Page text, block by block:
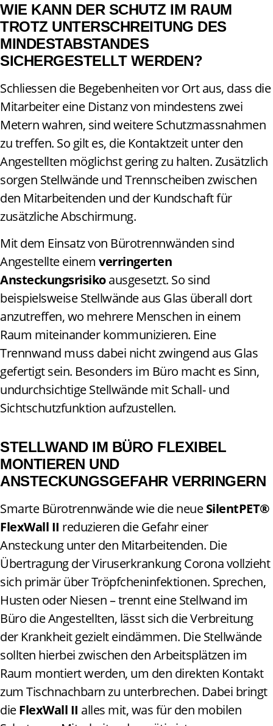
WIE KANN DER SCHUTZ IM RAUM
TROTZ UNTERSCHREITUNG DES
MINDESTABSTANDES
SICHERGESTELLT WERDEN?
Schliessen die Begebenheiten vor Ort aus, dass die
Mitarbeiter eine Distanz von mindestens zwei
Metern wahren, sind weitere Schutzmassnahmen
zu treffen. So gilt es, die Kontaktzeit unter den
Angestellten möglichst gering zu halten. Zusätzlich
sorgen Stellwände und Trennscheiben zwischen
den Mitarbeitenden und der Kundschaft für
zusätzliche Abschirmung.
Mit dem Einsatz von Bürotrennwänden sind
Angestellte einem verringerten
Ansteckungsrisikoausgesetzt. So sind
beispielsweise Stellwände aus Glas überall dort
anzutreffen, wo mehrere Menschen in einem
Raum miteinander kommunizieren. Eine
Trennwand muss dabei nicht zwingend aus Glas
gefertigt sein. Besonders im Büro macht es Sinn,
undurchsichtige Stellwände mit Schall- und
Sichtschutzfunktion aufzustellen.
STELLWAND IM BÜRO FLEXIBEL
MONTIEREN UND
ANSTECKUNGSGEFAHR VERRINGERN
Smarte Bürotrennwände wie die neueSilentPET®
FlexWall II reduzieren die Gefahr einer
Ansteckung unter den Mitarbeitenden. Die
Übertragung der Viruserkrankung Corona vollzieht
sich primär über Tröpfcheninfektionen. Sprechen,
Husten oder Niesen – trennt eine Stellwand im
Büro die Angestellten, lässt sich die Verbreitung
der Krankheit gezielt eindämmen. Die Stellwände
sollten hierbei zwischen den Arbeitsplätzen im
Raum montiert werden, um den direkten Kontakt
zum Tischnachbarn zu unterbrechen. Dabei bringt
dieFlexWall II alles mit, was für den mobilen